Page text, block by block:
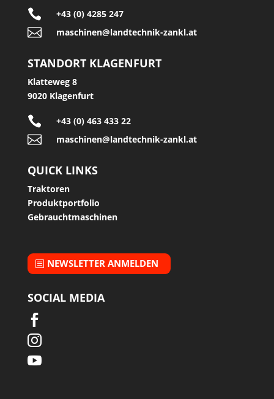
 +43 (0) 4285 247
 maschinen@landtechnik-zankl.at
STANDORT KLAGENFURT
Klatteweg 8
9020 Klagenfurt
 +43 (0) 463 433 22
 maschinen@landtechnik-zankl.at
QUICK LINKS
Traktoren
Produktportfolio
Gebrauchtmaschinen
NEWSLETTER ANMELDEN
SOCIAL MEDIA


